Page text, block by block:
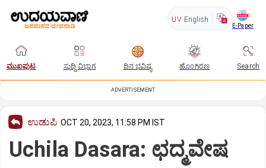
UV English
E-Paper
ಮುಖಪುಟ ಸುದ್ದಿ ವಿಭಾಗ ದಿನ ಭವಿಷ್ಯ ಹೊಂಗಿರಣ Search
ADVERTISEMENT
ಉಡುಪಿ OCT 20, 2023, 11:58 PM IST
Uchila Dasara: ಛದ್ಮವೇಷ